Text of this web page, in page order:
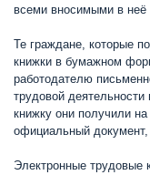
всеми вносимыми в неё
Те граждане, которые
книжки в бумажном
работодателю
трудовой
книжку они получили
официальный
Электронные трудовые